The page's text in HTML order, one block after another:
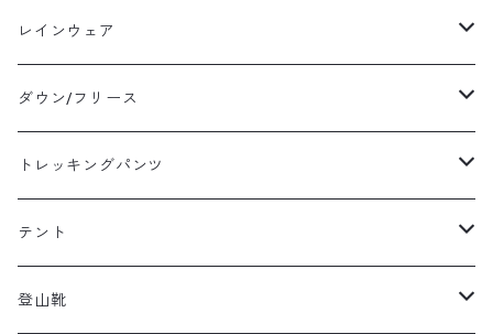
レインウェア
メンズレインウェア
レディースレインウェア
キッズレインウェア
ダウン/フリース
メンズ ダウン/フリース
レディース ダウン/フリース
キッズ ダウン/フリース
トレッキングパンツ
メンズトレッキングパンツ
レディーストレッキングパンツ
テント
キャンプテント
登山靴